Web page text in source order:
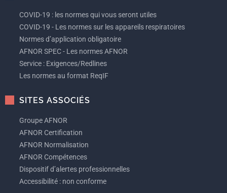
COVID-19 : les normes qui vous seront utiles
COVID-19 - Les normes sur les appareils respiratoires
Normes d’application obligatoire
AFNOR SPEC - Les normes AFNOR
Service : Exigences/Redlines
Les normes au format ReqIF
SITES ASSOCIÉS
Groupe AFNOR
AFNOR Certification
AFNOR Normalisation
AFNOR Compétences
Dispositif d’alertes professionnelles
Accessibilité : non conforme